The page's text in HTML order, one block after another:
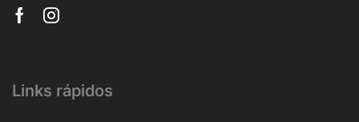
Links rápidos